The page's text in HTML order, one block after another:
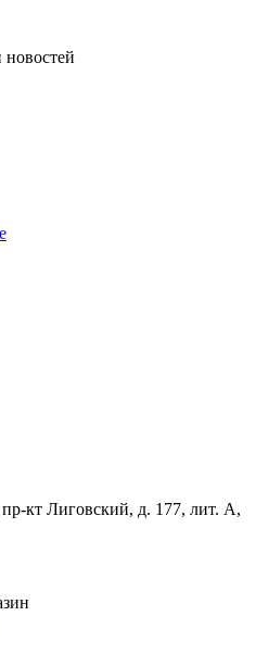
новостей
пр-кт Лиговский, д. 177, лит. А,